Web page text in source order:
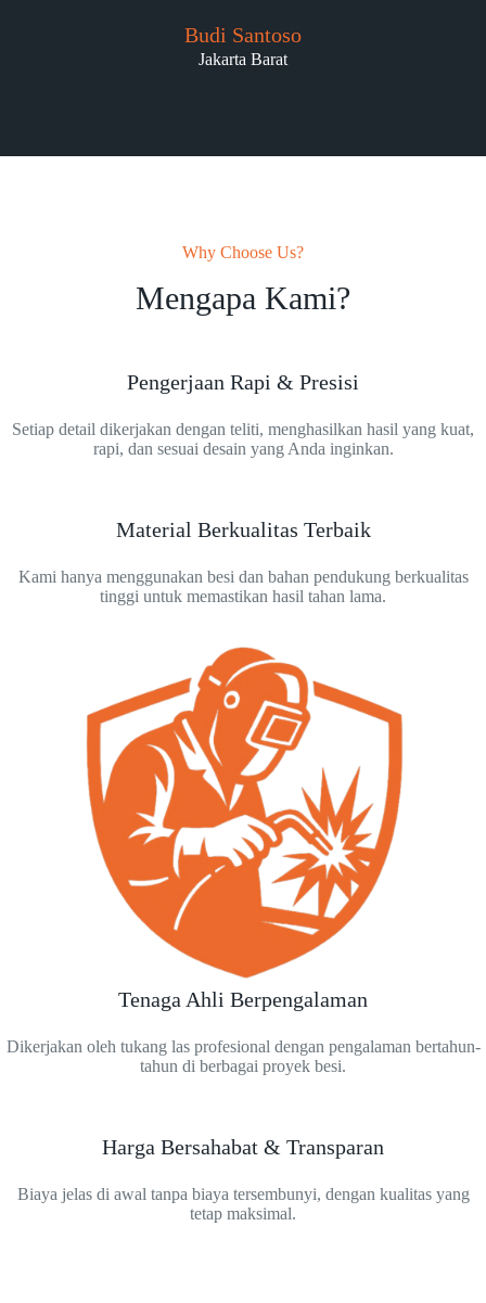
Budi Santoso
Jakarta Barat
Why Choose Us?
Mengapa Kami?
Pengerjaan Rapi & Presisi
Setiap detail dikerjakan dengan teliti, menghasilkan hasil yang kuat,
rapi, dan sesuai desain yang Anda inginkan.
Material Berkualitas Terbaik
Kami hanya menggunakan besi dan bahan pendukung berkualitas
tinggi untuk memastikan hasil tahan lama.
Tenaga Ahli Berpengalaman
Dikerjakan oleh tukang las profesional dengan pengalaman bertahun-
tahun di berbagai proyek besi.
Harga Bersahabat & Transparan
Biaya jelas di awal tanpa biaya tersembunyi, dengan kualitas yang
tetap maksimal.